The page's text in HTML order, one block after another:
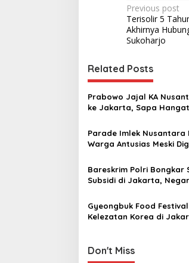
P
o
s
t
n
a
v
i
g
t
o
Previous post
Terisolir 5
Akhirnya
Sukoharjo
Related Posts
Prabowo Jajal KA
ke Jakarta, Sapa
Parade Imlek
Warga Antusias Meski
Bareskrim Polri Bongkar
Subsidi di Jakarta,
Gyeongbuk Food
Kelezatan Korea di
Don't Miss